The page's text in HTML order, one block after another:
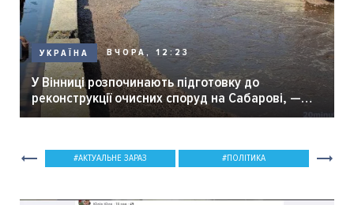
УКРАЇНА ВЧОРА, 12:23
У Вінниці розпочинають підготовку до
реконструкції очисних споруд на Сабарові, —
мер Вінниці.
АКТУАЛЬНЕ ЗАРАЗ ПОЛІТИКА